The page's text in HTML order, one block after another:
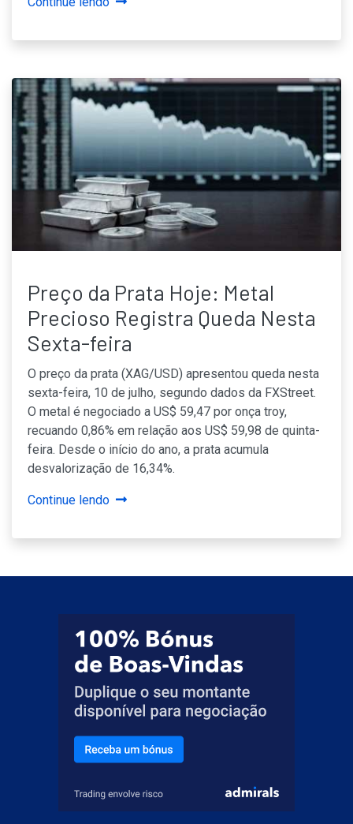
Preço da Prata Hoje: Metal
Precioso Registra Queda Nesta
Sexta-feira
O preço da prata (XAG/USD) apresentou queda nesta
sexta-feira, 10 de julho, segundo dados da FXStreet.
O metal é negociado a US$ 59,47 por onça troy,
recuando 0,86% em relação aos US$ 59,98 de quinta-
feira. Desde o início do ano, a prata acumula
desvalorização de 16,34%.
Continue lendo